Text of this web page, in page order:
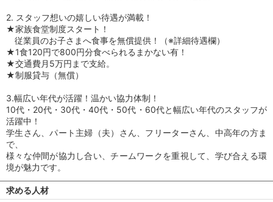
2. スタッフ想いの嬉しい待遇が満載！
★家族食堂制度スタート！
従業員のお子さまへ食事を無償提供！（※詳細待遇欄）
★1食120円で800円分食べられるまかない有！
★交通費月5万円まで支給。
★制服貸与（無償）
3.幅広い年代が活躍！温かい協力体制！
10代・20代・30代・40代・50代・60代と幅広い年代のスタッフが
活躍中！
学生さん、パート主婦（夫）さん、フリーターさん、中高年の方ま
で、
様々な仲間が協力し合い、チームワークを重視して、学び合える環
境が魅力です。
求める人材